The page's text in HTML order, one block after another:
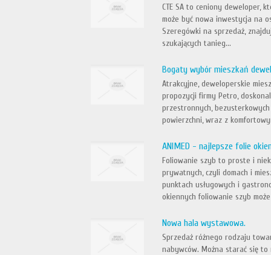
CTE SA to ceniony deweloper,
może być nowa inwestycja na
Szeregówki na sprzedaż,
szukających tanieg...
Bogaty wybór mieszkań
Atrakcyjne, deweloperskie
propozycji firmy Petro,
przestronnych,
powierzchni, wraz z
ANIMED - najlepsze folie
Foliowanie szyb to proste i
prywatnych, czyli domach i
punktach usługowych i
okiennych foliowanie szyb
Nowa hala wystawowa.
Sprzedaż różnego rodzaju
nabywców. Można starać się